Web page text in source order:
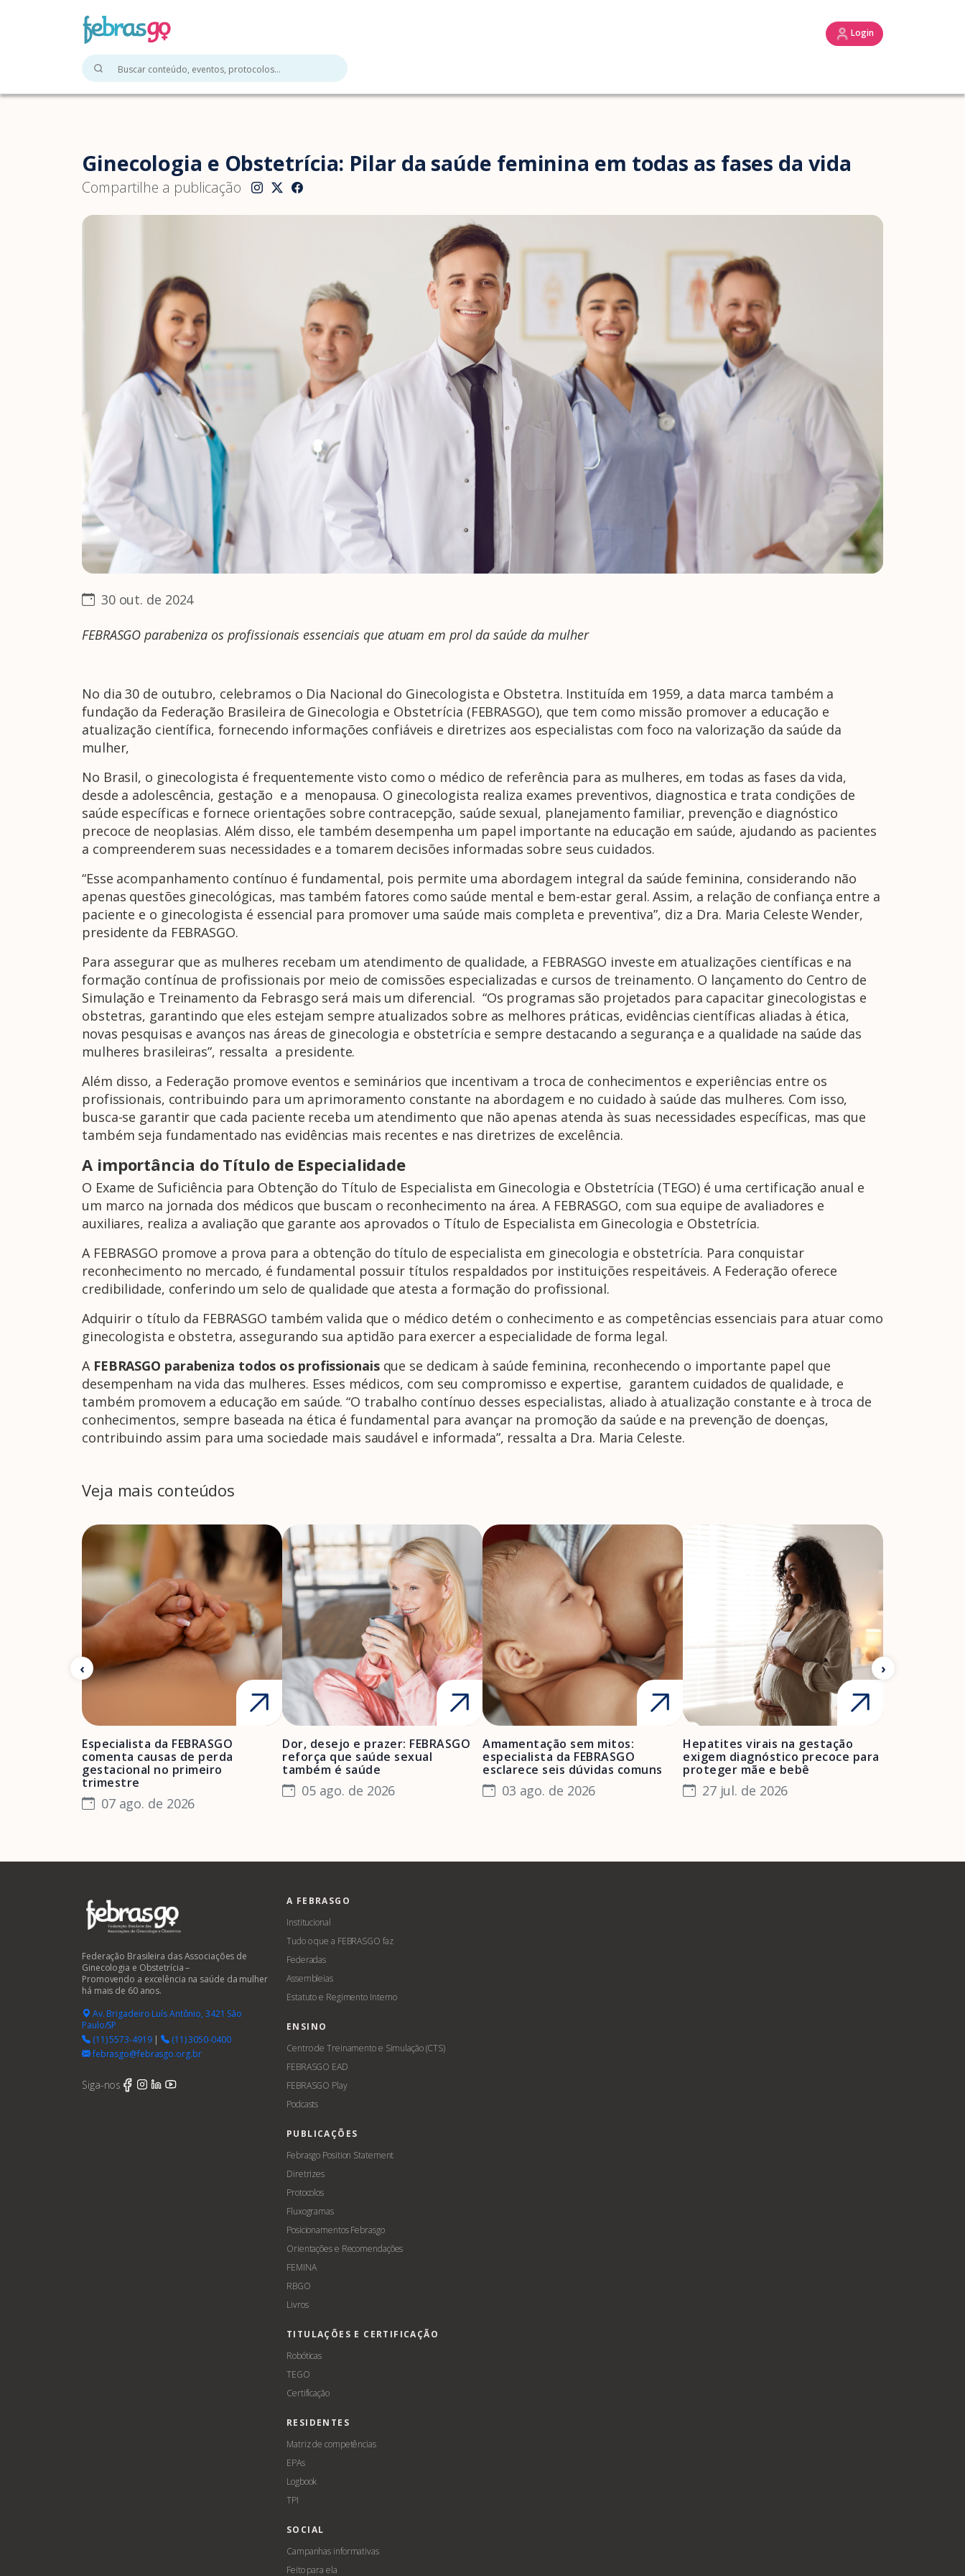
Login
Ginecologia e Obstetrícia: Pilar da saúde feminina em todas as fases da vida
Compartilhe a publicação
30 out. de 2024
FEBRASGO parabeniza os profissionais essenciais que atuam em prol da saúde da mulher
No dia 30 de outubro, celebramos o Dia Nacional do Ginecologista e Obstetra. Instituída em 1959, a data marca também a
fundação da Federação Brasileira de Ginecologia e Obstetrícia (FEBRASGO), que tem como missão promover a educação e
atualização científica, fornecendo informações confiáveis e diretrizes aos especialistas com foco na valorização da saúde da
mulher,
No Brasil, o ginecologista é frequentemente visto como o médico de referência para as mulheres, em todas as fases da vida,
desde a adolescência, gestação e a menopausa. O ginecologista realiza exames preventivos, diagnostica e trata condições de
saúde específicas e fornece orientações sobre contracepção, saúde sexual, planejamento familiar, prevenção e diagnóstico
precoce de neoplasias. Além disso, ele também desempenha um papel importante na educação em saúde, ajudando as pacientes
a compreenderem suas necessidades e a tomarem decisões informadas sobre seus cuidados.
“Esse acompanhamento contínuo é fundamental, pois permite uma abordagem integral da saúde feminina, considerando não
apenas questões ginecológicas, mas também fatores como saúde mental e bem-estar geral. Assim, a relação de confiança entre a
paciente e o ginecologista é essencial para promover uma saúde mais completa e preventiva”, diz a Dra. Maria Celeste Wender,
presidente da FEBRASGO.
Para assegurar que as mulheres recebam um atendimento de qualidade, a FEBRASGO investe em atualizações científicas e na
formação contínua de profissionais por meio de comissões especializadas e cursos de treinamento. O lançamento do Centro de
Simulação e Treinamento da Febrasgo será mais um diferencial. “Os programas são projetados para capacitar ginecologistas e
obstetras, garantindo que eles estejam sempre atualizados sobre as melhores práticas, evidências científicas aliadas à ética,
novas pesquisas e avanços nas áreas de ginecologia e obstetrícia e sempre destacando a segurança e a qualidade na saúde das
mulheres brasileiras”, ressalta a presidente.
Além disso, a Federação promove eventos e seminários que incentivam a troca de conhecimentos e experiências entre os
profissionais, contribuindo para um aprimoramento constante na abordagem e no cuidado à saúde das mulheres. Com isso,
busca-se garantir que cada paciente receba um atendimento que não apenas atenda às suas necessidades específicas, mas que
também seja fundamentado nas evidências mais recentes e nas diretrizes de excelência.
A importância do Título de Especialidade
O Exame de Suficiência para Obtenção do Título de Especialista em Ginecologia e Obstetrícia (TEGO) é uma certificação anual e
um marco na jornada dos médicos que buscam o reconhecimento na área. A FEBRASGO, com sua equipe de avaliadores e
auxiliares, realiza a avaliação que garante aos aprovados o Título de Especialista em Ginecologia e Obstetrícia.
A FEBRASGO promove a prova para a obtenção do título de especialista em ginecologia e obstetrícia. Para conquistar
reconhecimento no mercado, é fundamental possuir títulos respaldados por instituições respeitáveis. A Federação oferece
credibilidade, conferindo um selo de qualidade que atesta a formação do profissional.
Adquirir o título da FEBRASGO também valida que o médico detém o conhecimento e as competências essenciais para atuar como
ginecologista e obstetra, assegurando sua aptidão para exercer a especialidade de forma legal.
A FEBRASGO parabeniza todos os profissionaisque se dedicam à saúde feminina, reconhecendo o importante papel que
desempenham na vida das mulheres. Esses médicos, com seu compromisso e expertise, garantem cuidados de qualidade, e
também promovem a educação em saúde. “O trabalho contínuo desses especialistas, aliado à atualização constante e à troca de
conhecimentos, sempre baseada na ética é fundamental para avançar na promoção da saúde e na prevenção de doenças,
contribuindo assim para uma sociedade mais saudável e informada”, ressalta a Dra. Maria Celeste.
Veja mais conteúdos
Especialista da FEBRASGO
comenta causas de perda
gestacional no primeiro
trimestre
07 ago. de 2026
Dor, desejo e prazer: FEBRASGO
reforça que saúde sexual
também é saúde
05 ago. de 2026
Amamentação sem mitos:
especialista da FEBRASGO
esclarece seis dúvidas comuns
03 ago. de 2026
Hepatites virais na gestação
exigem diagnóstico precoce para
proteger mãe e bebê
27 jul. de 2026
Federação Brasileira das Associações de
Ginecologia e Obstetrícia –
Promovendo a excelência na saúde da mulher
há mais de 60 anos.
Av. Brigadeiro Luís Antônio, 3421 São
Paulo/SP
(11) 5573-4919|
(11) 3050-0400
febrasgo@febrasgo.org.br
Siga-nos
A FEBRASGO
Institucional
Tudo o que a FEBRASGO faz
Federadas
Assembleias
Estatuto e Regimento Interno
ENSINO
Centro de Treinamento e Simulação (CTS)
FEBRASGO EAD
FEBRASGO Play
Podcasts
PUBLICAÇÕES
Febrasgo Position Statement
Diretrizes
Protocolos
Fluxogramas
Posicionamentos Febrasgo
Orientações e Recomendações
FEMINA
RBGO
Livros
TITULAÇÕES E CERTIFICAÇÃO
Robóticas
TEGO
Certificação
RESIDENTES
Matriz de competências
EPAs
Logbook
TPI
SOCIAL
Campanhas informativas
Feito para ela